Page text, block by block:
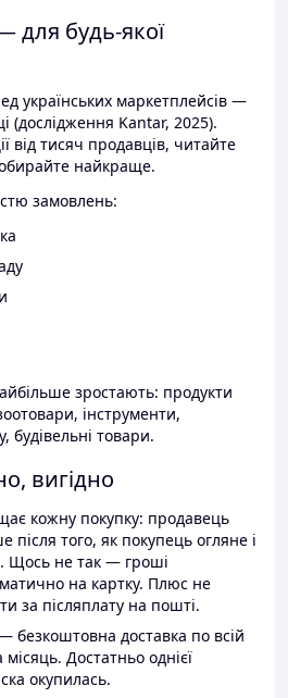
для будь-якої
українських маркетплейсів —
(дослідження Kantar, 2025).
від тисяч продавців, читайте
обирайте найкраще.
замовлень:
зростають: продукти
інструменти,
будівельні товари.
вигідно
кожну покупку: продавець
того, як покупець огляне і
Щось не так — гроші
на картку. Плюс не
за післяплату на пошті.
безкоштовна доставка по всій
Достатньо однієї
окупилась.